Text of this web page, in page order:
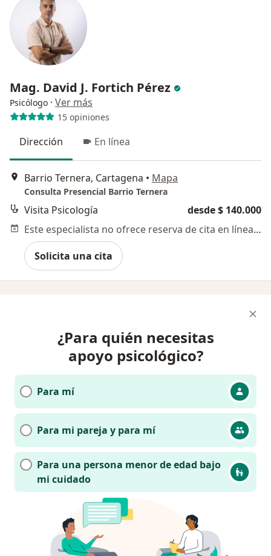
Mag. David J. Fortich Pérez
Psicólogo · Ver más
15 opiniones
Dirección En línea
Barrio Ternera, Cartagena • Mapa
Consulta Presencial Barrio Ternera
Visita Psicología
desde $ 140.000
Este especialista no ofrece reserva de cita en línea en esta dirección.
Solicita una cita
¿Para quién necesitas
apoyo psicológico?
Para mí
Para mi pareja y para mí
Para una persona menor de edad bajo
mi cuidado